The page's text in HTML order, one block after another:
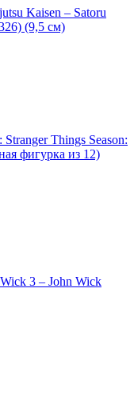
Kaisen – Satoru
(9,5 см)
Things Season:
фигурка из 12)
3 – John Wick